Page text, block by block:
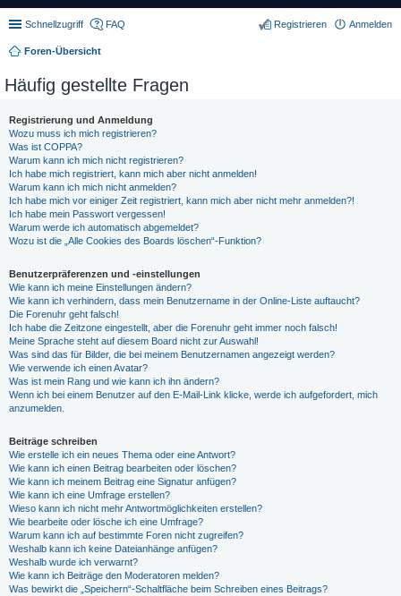
Schnellzugriff FAQ Anmelden
Registrieren
Foren-Übersicht
Häufig gestellte Fragen
Registrierung und Anmeldung
Wozu muss ich mich registrieren?
Was ist COPPA?
Warum kann ich mich nicht registrieren?
Ich habe mich registriert, kann mich aber nicht anmelden!
Warum kann ich mich nicht anmelden?
Ich habe mich vor einiger Zeit registriert, kann mich aber nicht mehr anmelden?!
Ich habe mein Passwort vergessen!
Warum werde ich automatisch abgemeldet?
Wozu ist die „Alle Cookies des Boards löschen“-Funktion?
Benutzerpräferenzen und -einstellungen
Wie kann ich meine Einstellungen ändern?
Wie kann ich verhindern, dass mein Benutzername in der Online-Liste auftaucht?
Die Forenuhr geht falsch!
Ich habe die Zeitzone eingestellt, aber die Forenuhr geht immer noch falsch!
Meine Sprache steht auf diesem Board nicht zur Auswahl!
Was sind das für Bilder, die bei meinem Benutzernamen angezeigt werden?
Wie verwende ich einen Avatar?
Was ist mein Rang und wie kann ich ihn ändern?
Wenn ich bei einem Benutzer auf den E-Mail-Link klicke, werde ich aufgefordert, mich
anzumelden.
Beiträge schreiben
Wie erstelle ich ein neues Thema oder eine Antwort?
Wie kann ich einen Beitrag bearbeiten oder löschen?
Wie kann ich meinem Beitrag eine Signatur anfügen?
Wie kann ich eine Umfrage erstellen?
Wieso kann ich nicht mehr Antwortmöglichkeiten erstellen?
Wie bearbeite oder lösche ich eine Umfrage?
Warum kann ich auf bestimmte Foren nicht zugreifen?
Weshalb kann ich keine Dateianhänge anfügen?
Weshalb wurde ich verwarnt?
Wie kann ich Beiträge den Moderatoren melden?
Was bewirkt die „Speichern“-Schaltfläche beim Schreiben eines Beitrags?